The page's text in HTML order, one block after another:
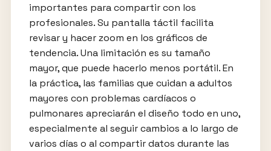
importantes para compartir con los
profesionales. Su pantalla táctil facilita
revisar y hacer zoom en los gráficos de
tendencia. Una limitación es su tamaño
mayor, que puede hacerlo menos portátil. En
la práctica, las familias que cuidan a adultos
mayores con problemas cardíacos o
pulmonares apreciarán el diseño todo en uno,
especialmente al seguir cambios a lo largo de
varios días o al compartir datos durante las